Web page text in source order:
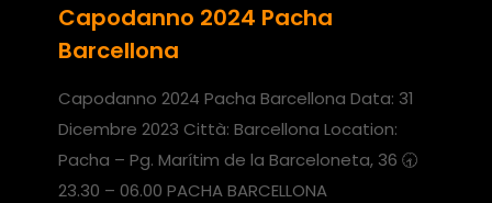
Capodanno 2024 Pacha
Barcellona
Capodanno 2024 Pacha Barcellona Data: 31
Dicembre 2023 Città: Barcellona Location:
Pacha – Pg. Marítim de la Barceloneta, 36 🕣
23.30 – 06.00 PACHA BARCELLONA